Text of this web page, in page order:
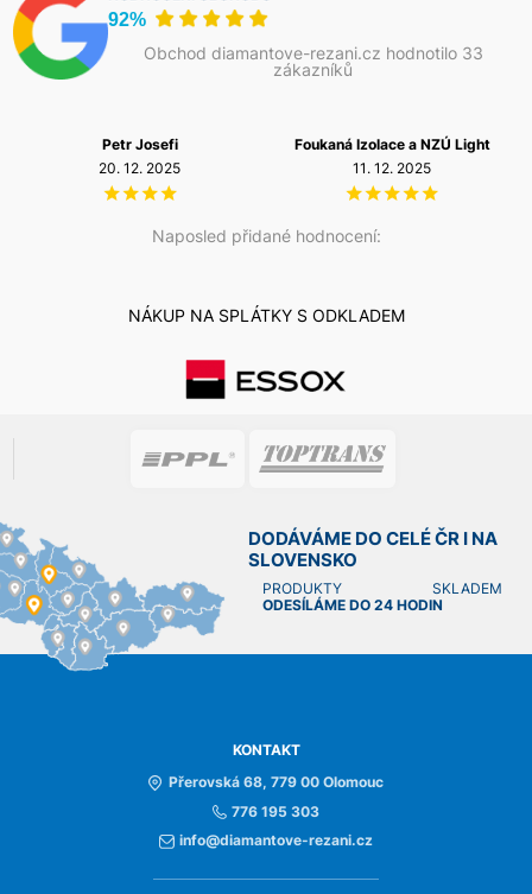
92%
Obchod diamantove-rezani.cz hodnotilo 33
zákazníků
Naposled přidané hodnocení:
Petr Josefi
20. 12. 2025
Foukaná Izolace a NZÚ Light
11. 12. 2025
NÁKUP NA SPLÁTKY S ODKLADEM
DODÁVÁME DO CELÉ ČR I NA
SLOVENSKO
PRODUKTY SKLADEM
ODESÍLÁME DO 24 HODIN
KONTAKT
Přerovská 68, 779 00 Olomouc
776 195 303
info@diamantove-rezani.cz